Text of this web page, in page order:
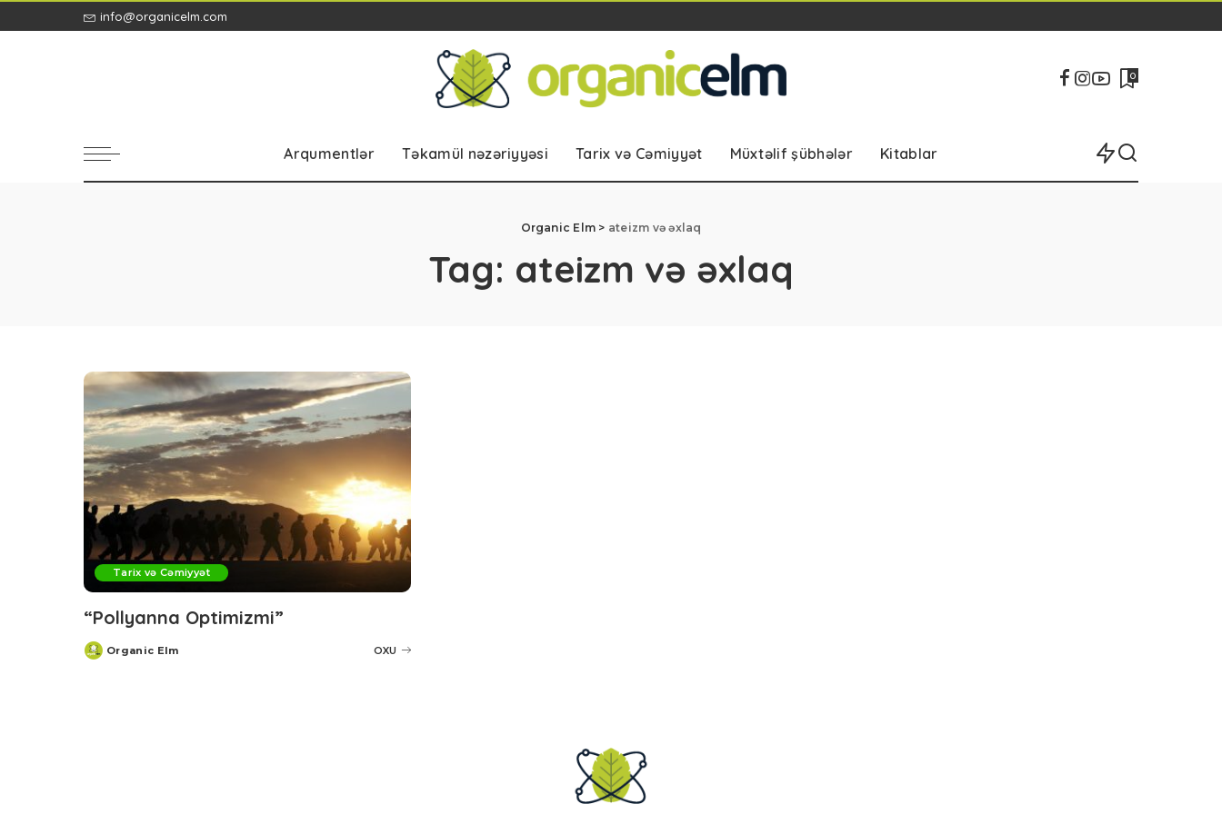
info@organicelm.com
0
Arqumentlər Təkamül nəzəriyyəsi Tarix və Cəmiyyət Müxtəlif şübhələr Kitablar
Organic Elm > ateizm və əxlaq
Tag: ateizm və əxlaq
Tarix və Cəmiyyət
“Pollyanna Optimizmi”
Posted
Organic Elm OXU